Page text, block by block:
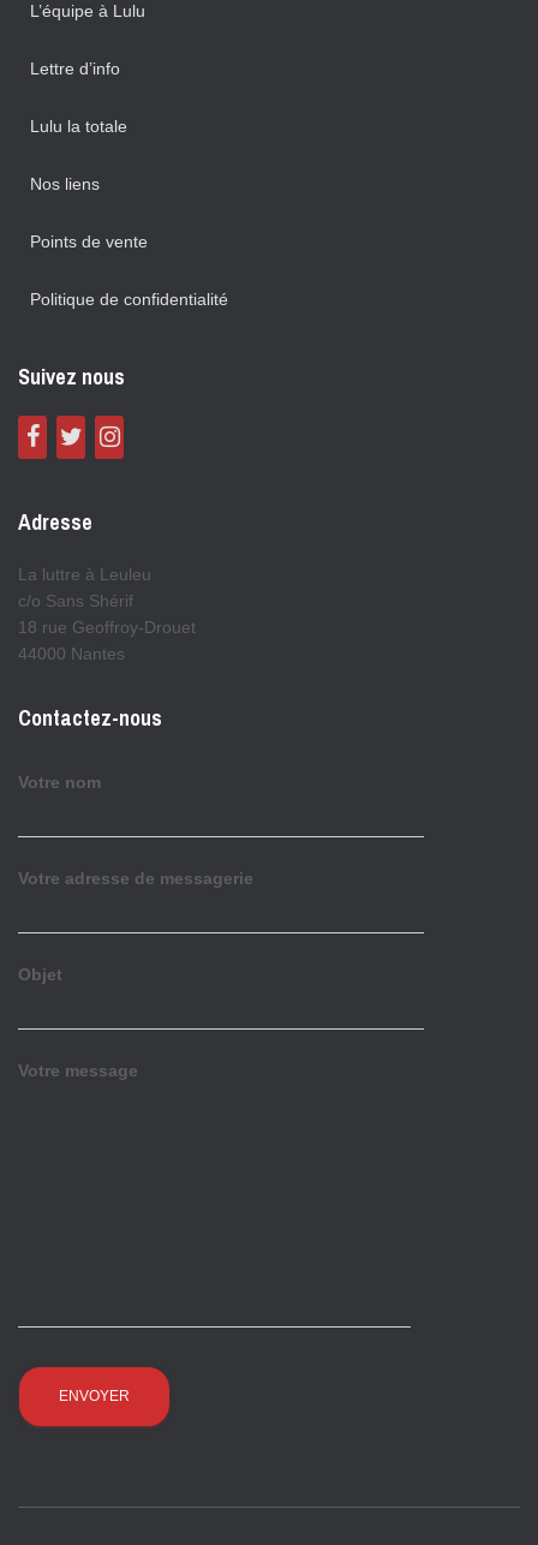
L’équipe à Lulu
Lettre d’info
Lulu la totale
Nos liens
Points de vente
Politique de confidentialité
Suivez nous
Adresse
La luttre à Leuleu
c/o Sans Shérif
18 rue Geoffroy-Drouet
44000 Nantes
Contactez-nous
Votre nom
Votre adresse de messagerie
Objet
Votre message